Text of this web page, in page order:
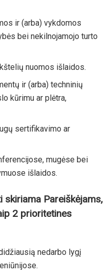
ir (arba) vykdomos
bei nekilnojamojo turto
nuomos išlaidos.
ir (arba) techninių
kūrimu ar plėtra,
sertifikavimo ar
mugėse bei
išlaidos.
skiriama Pareiškėjams,
2 prioritetines
nedarbo lygį